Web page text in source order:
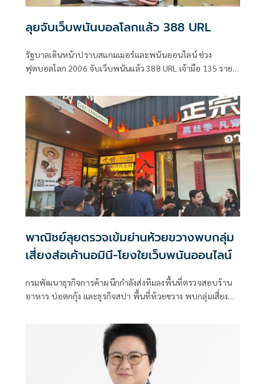
ลุยจับเว็บพนันบอลโลกแล้ว 388 URL
รัฐบาลเดินหน้าปราบสแกมเมอร์และพนันออนไลน์ ช่วง
ฟุตบอลโลก 2006 จับเว็บพนันแล้ว 388 URL เจ้ามือ 135 ราย ผู้
พาณิชย์ลุยตรวจเข้มย่านห้วยขวางพบกลุ่ม
เสี่ยงส่อเค้านอมินี-โยงใยเว็บพนันออนไลน์
กรมพัฒนาธุรกิจการค้าผนึกกำลังส่งทีมลงพื้นที่ตรวจสอบร้าน
อาหาร บ่อตกกุ้ง และธุรกิจสปา พื้นที่ห้วยขวาง พบกลุ่มเสี่ยงส่อ
บุคคลชาวต่างชาติ เตรียมขยายผลตรวจสอบเส้นทางการเงิน
และระบบชําระเงินเชิงลึกหากพบผิด ดำเนินการตามกฎหมาย